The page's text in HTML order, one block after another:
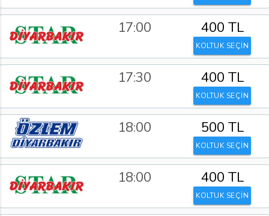
17:00 400 TL
KOLTUK SEÇİN
17:30 400 TL
KOLTUK SEÇİN
18:00 500 TL
KOLTUK SEÇİN
18:00 400 TL
KOLTUK SEÇİN